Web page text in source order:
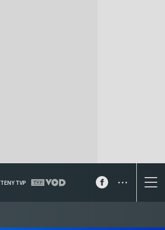
TVP ...